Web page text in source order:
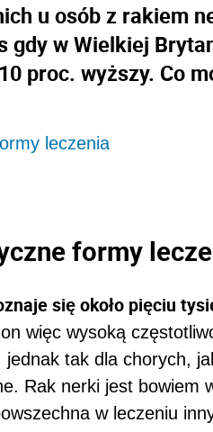
u osób z rakiem
gdy w Wielkiej
proc. wyższy. Co
leczenia
formy
się około pięciu
więc wysoką
tak dla chorych,
Rak nerki jest bowiem
w leczeniu